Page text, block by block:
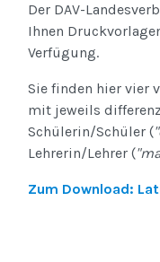
Der DAV-
Ihnen
Verfügung.
Sie finden hier vier
mit jeweils
Schülerin/Schüler (
Lehrerin/Lehrer (
Zum Download: